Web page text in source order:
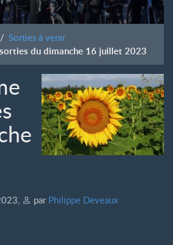
Sorties à venir
du dimanche 16 juillet 2023
, par Philippe Deveaux